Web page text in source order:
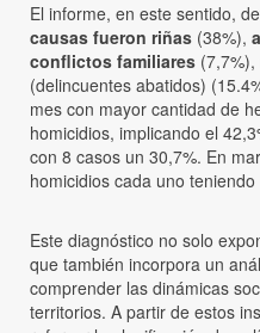
El informe, en este sentido,
causas fueron riñas (38%),
conflictos familiares (7,7%),
(delincuentes abatidos)
mes con mayor cantidad de
homicidios, implicando el
con 8 casos un 30,7%. En
homicidios cada uno
Este diagnóstico no solo
que también incorpora un
comprender las dinámicas
territorios. A partir de estos